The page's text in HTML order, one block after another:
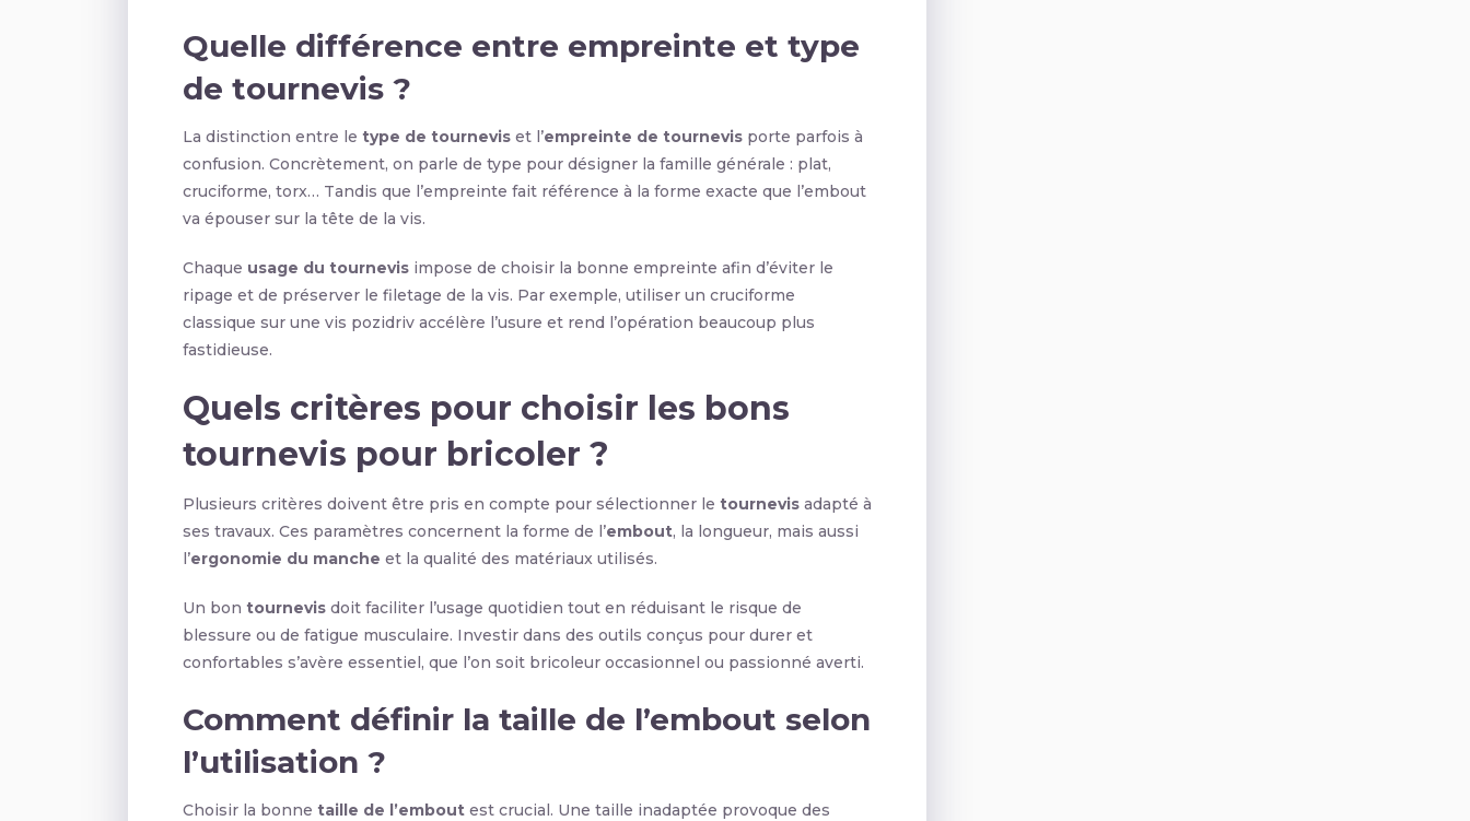
Quelle différence entre empreinte et type
de tournevis ?
La distinction entre le type de tournevis et l’empreinte de tournevis porte parfois à
confusion. Concrètement, on parle de type pour désigner la famille générale : plat,
cruciforme, torx… Tandis que l’empreinte fait référence à la forme exacte que l’embout
va épouser sur la tête de la vis.
Chaque usage du tournevis impose de choisir la bonne empreinte afin d’éviter le
ripage et de préserver le filetage de la vis. Par exemple, utiliser un cruciforme
classique sur une vis pozidriv accélère l’usure et rend l’opération beaucoup plus
fastidieuse.
Quels critères pour choisir les bons
tournevis pour bricoler ?
Plusieurs critères doivent être pris en compte pour sélectionner le tournevis adapté à
ses travaux. Ces paramètres concernent la forme de l’embout, la longueur, mais aussi
l’ergonomie du manche et la qualité des matériaux utilisés.
Un bon tournevis doit faciliter l’usage quotidien tout en réduisant le risque de
blessure ou de fatigue musculaire. Investir dans des outils conçus pour durer et
confortables s’avère essentiel, que l’on soit bricoleur occasionnel ou passionné averti.
Comment définir la taille de l’embout selon
l’utilisation ?
Choisir la bonne taille de l’embout est crucial. Une taille inadaptée provoque des